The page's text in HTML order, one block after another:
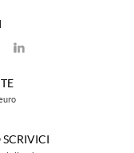
SCRIVICI